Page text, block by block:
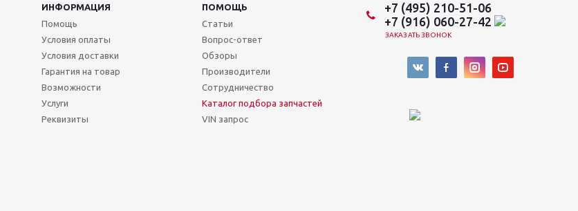
ИНФОРМАЦИЯ
ПОМОЩЬ
Помощь
Условия оплаты
Условия доставки
Гарантия на товар
Возможности
Услуги
Реквизиты
Статьи
Вопрос-ответ
Обзоры
Производители
Сотрудничество
Каталог подбора запчастей
VIN запрос
+7 (495) 210-51-06
+7 (916) 060-27-42
ЗАКАЗАТЬ ЗВОНОК